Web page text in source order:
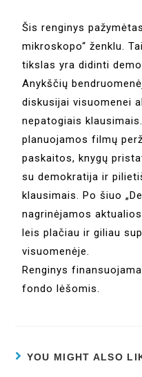
Šis renginys
mikroskopo“ ženklu.
tikslas yra didinti
Anykščių
diskusijai visuomenei
nepatogiais
planuojamos filmų
paskaitos, knygų
su demokratija ir
klausimais. Po šiuo
nagrinėjamos
leis plačiau ir giliau
visuomenėje.
Renginys
fondo lėšomis.
YOU MIGHT ALSO